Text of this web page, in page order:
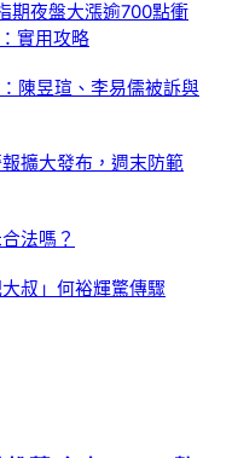
期夜盤大漲逾700點衝
實用攻略
陳昱瑄、李易儒被訴與
擴大發布，週末防範
法嗎？
叔」何裕輝驚傳驟